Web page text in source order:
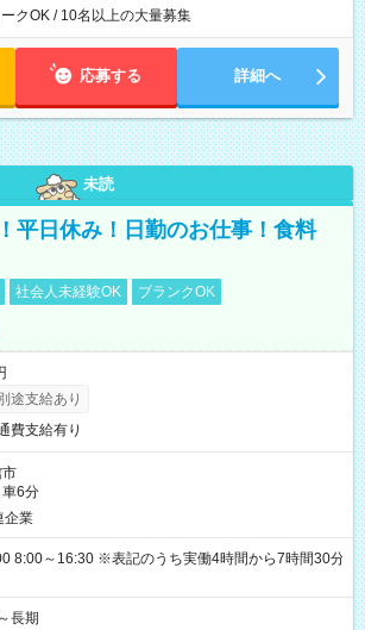
】 シフトサイクル：1ヶ月 シフト提出期限：シフ
間、その他小休憩あり
クOK / 10名以上の大量募集
応募する 詳細へ
未読
平日休み！日勤のお仕事！食料
社会人未経験OK
ブランクOK
途支給あり
費支給有り
6分
企業
記のうち実働4時間から7時間30分
長期